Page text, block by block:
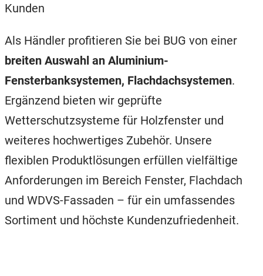
Kunden
Als Händler profitieren Sie bei BUG von einer
breiten Auswahl an Aluminium-
Fensterbanksystemen, Flachdachsystemen.
Ergänzend bieten wir geprüfte
Wetterschutzsysteme für Holzfenster und
weiteres hochwertiges Zubehör. Unsere
flexiblen Produktlösungen erfüllen vielfältige
Anforderungen im Bereich Fenster, Flachdach
und WDVS-Fassaden – für ein umfassendes
Sortiment und höchste Kundenzufriedenheit.